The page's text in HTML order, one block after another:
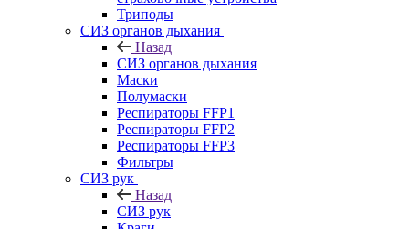
Триподы
СИЗ органов дыхания
Назад
СИЗ органов дыхания
Маски
Полумаски
Респираторы FFP1
Респираторы FFP2
Респираторы FFP3
Фильтры
СИЗ рук
Назад
СИЗ рук